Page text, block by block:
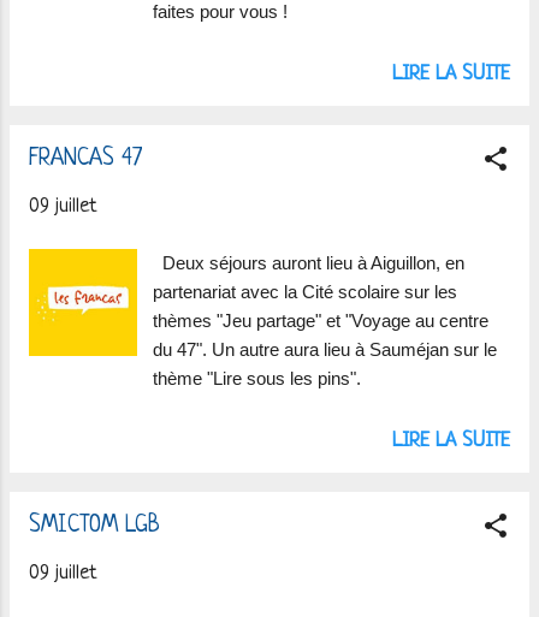
faites pour vous !
LIRE LA SUITE
FRANCAS 47
09 juillet
Deux séjours auront lieu à Aiguillon, en
partenariat avec la Cité scolaire sur les
thèmes "Jeu partage" et "Voyage au centre
du 47". Un autre aura lieu à Sauméjan sur le
thème "Lire sous les pins".
LIRE LA SUITE
SMICTOM LGB
09 juillet